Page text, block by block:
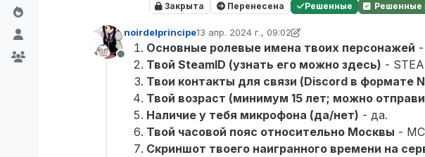
Закрыта Перенесена Решенные Решенные
Не в сети
noirdelprincipe13 апр. 2024 г., 09:02
отредактировано noirdelprincipe
Основные ролевые имена твоих персонажей
Твой SteamID (узнать его можно здесь) -
Твои контакты для связи (Discord в формате
Твой возраст (минимум 15 лет; можно
Наличие у тебя микрофона (да/нет) - да.
Твой часовой пояс относительно Москвы -
Скриншот твоего наигранного времени на